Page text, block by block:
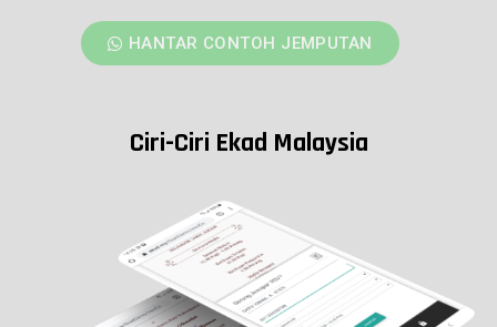
HANTAR CONTOH JEMPUTAN
Ciri-Ciri Ekad Malaysia